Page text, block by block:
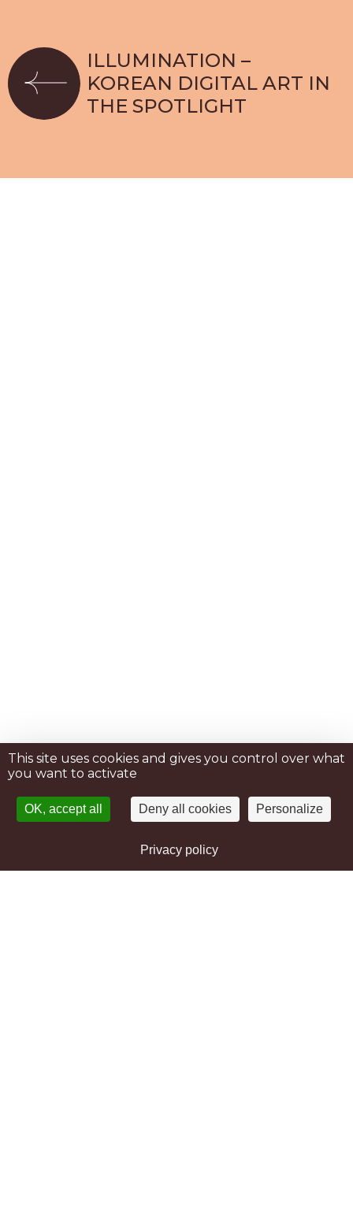
ILLUMINATION –
KOREAN DIGITAL ART IN
THE SPOTLIGHT
This site uses cookies and gives you control over what
you want to activate
OK, accept all Deny all cookies Personalize
Privacy policy